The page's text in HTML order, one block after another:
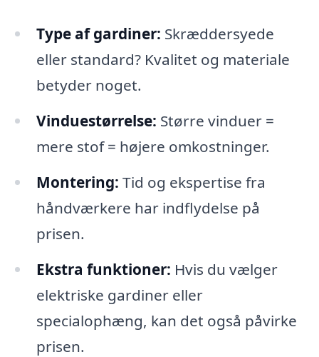
Type af gardiner: Skræddersyede
eller standard? Kvalitet og materiale
betyder noget.
Vinduestørrelse: Større vinduer =
mere stof = højere omkostninger.
Montering: Tid og ekspertise fra
håndværkere har indflydelse på
prisen.
Ekstra funktioner: Hvis du vælger
elektriske gardiner eller
specialophæng, kan det også påvirke
prisen.